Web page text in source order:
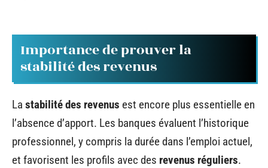
Importance de prouver la
stabilité des revenus
La stabilité des revenus est encore plus essentielle en
l’absence d’apport. Les banques évaluent l’historique
professionnel, y compris la durée dans l’emploi actuel,
et favorisent les profils avec des revenus réguliers.